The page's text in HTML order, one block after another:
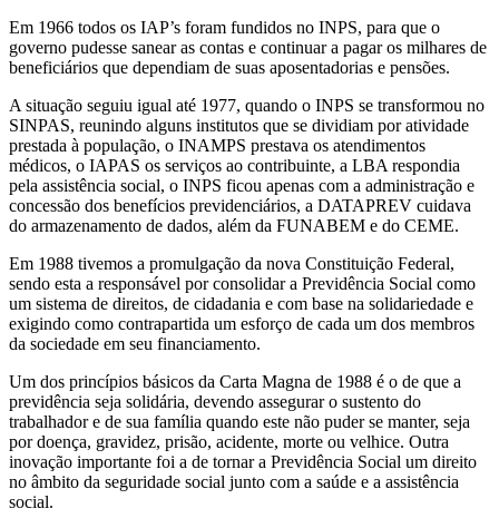
Em 1966 todos os IAP’s foram fundidos no INPS, para que o
governo pudesse sanear as contas e continuar a pagar os milhares de
beneficiários que dependiam de suas aposentadorias e pensões.
A situação seguiu igual até 1977, quando o INPS se transformou no
SINPAS, reunindo alguns institutos que se dividiam por atividade
prestada à população, o INAMPS prestava os atendimentos
médicos, o IAPAS os serviços ao contribuinte, a LBA respondia
pela assistência social, o INPS ficou apenas com a administração e
concessão dos benefícios previdenciários, a DATAPREV cuidava
do armazenamento de dados, além da FUNABEM e do CEME.
Em 1988 tivemos a promulgação da nova Constituição Federal,
sendo esta a responsável por consolidar a Previdência Social como
um sistema de direitos, de cidadania e com base na solidariedade e
exigindo como contrapartida um esforço de cada um dos membros
da sociedade em seu financiamento.
Um dos princípios básicos da Carta Magna de 1988 é o de que a
previdência seja solidária, devendo assegurar o sustento do
trabalhador e de sua família quando este não puder se manter, seja
por doença, gravidez, prisão, acidente, morte ou velhice. Outra
inovação importante foi a de tornar a Previdência Social um direito
no âmbito da seguridade social junto com a saúde e a assistência
social.